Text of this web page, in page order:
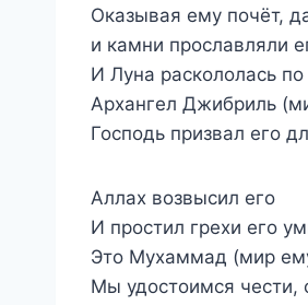
Оказывая ему почёт,
и камни прославляли
И Луна раскололась
Архангел Джибриль
Господь призвал его
Аллах возвысил его
И простил грехи его
Это Мухаммад (мир
Мы удостоимся чести,